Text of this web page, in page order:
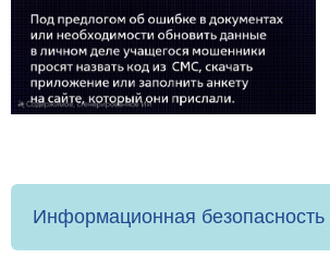
Информационная безопасность